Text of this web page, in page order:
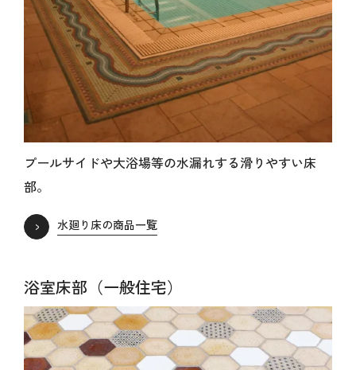
プールサイドや大浴場等の水漏れする滑りやすい床
部。
水廻り床の商品一覧
浴室床部（一般住宅）